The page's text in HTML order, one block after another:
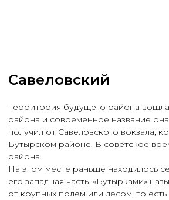
Савеловский
Территория будущего района вошла
района и современное название
получил от Савеловского вокзала,
Бутырском районе. В советское
района.
На этом месте раньше находилось
его западная часть. «Бутырками»
от крупных полем или лесом, то есть